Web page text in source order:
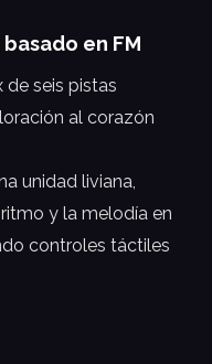
en FM
de seis pistas
al corazón
unidad liviana,
y la melodía en
controles táctiles